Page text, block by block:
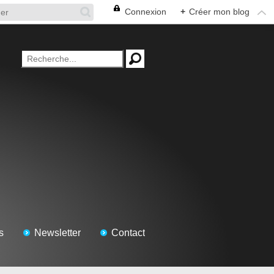
Connexion + Créer mon blog
Newsletter Contact